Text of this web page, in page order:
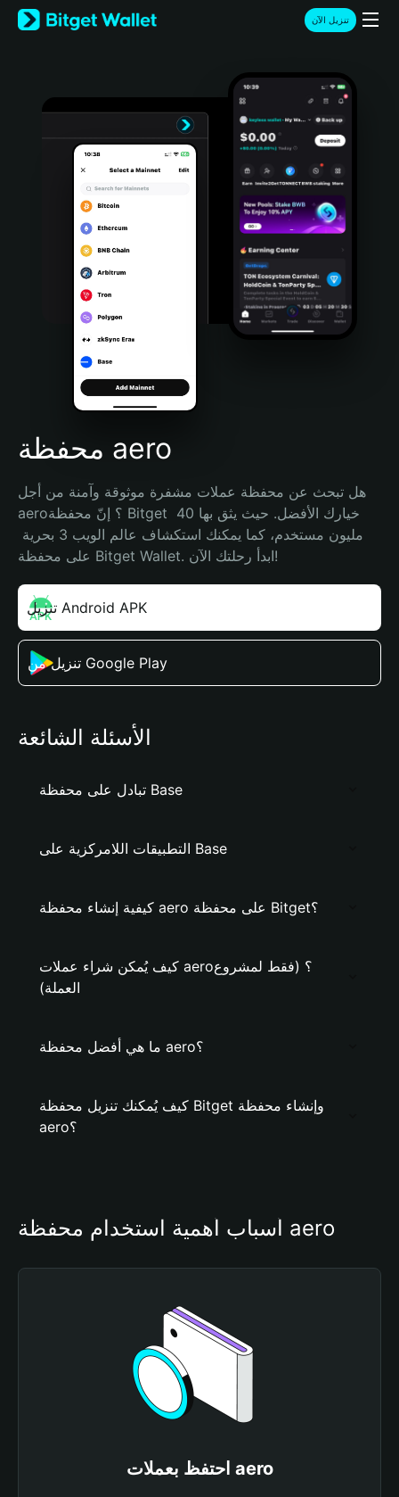
English
日本語
Türkçe
Português (Portugal)
Bahasa Indonesia
Português (Brasil)
Español (Argentina)
تنزيل الآن
محفظة aero
هل تبحث عن محفظة عملات مشفرة موثوقة وآمنة من أجل
aero؟ إنّ محفظة Bitget خيارك الأفضل. حيث يثق بها 40
على محفظة Bitget Wallet. ابدأ رحلتك الآن!
تنزيل Android APK
تنزيل من Google Play
الأسئلة الشائعة
تبادل على محفظة Base
التطبيقات اللامركزية على Base
كيفية إنشاء محفظة aero على محفظة Bitget؟
كيف يُمكن شراء عملات aero؟ (فقط لمشروع
العملة)
ما هي أفضل محفظة aero؟
كيف يُمكنك تنزيل محفظة Bitget وإنشاء محفظة
aero؟
أسباب أهمية استخدام محفظة aero
احتفظ بعملات aero